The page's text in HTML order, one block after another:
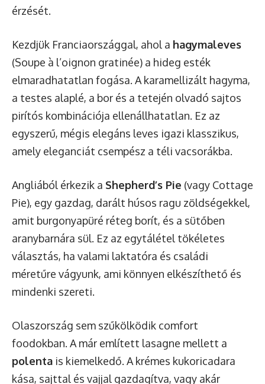
érzését.
Kezdjük Franciaországgal, ahol a hagymaleves
(Soupe à l’oignon gratinée) a hideg esték
elmaradhatatlan fogása. A karamellizált hagyma,
a testes alaplé, a bor és a tetején olvadó sajtos
pirítós kombinációja ellenállhatatlan. Ez az
egyszerű, mégis elegáns leves igazi klasszikus,
amely eleganciát csempész a téli vacsorákba.
Angliából érkezik a Shepherd’s Pie (vagy Cottage
Pie), egy gazdag, darált húsos ragu zöldségekkel,
amit burgonyapüré réteg borít, és a sütőben
aranybarnára sül. Ez az egytálétel tökéletes
választás, ha valami laktatóra és családi
méretűre vágyunk, ami könnyen elkészíthető és
mindenki szereti.
Olaszország sem szűkölködik comfort
foodokban. A már említett lasagne mellett a
polenta is kiemelkedő. A krémes kukoricadara
kása, sajttal és vajjal gazdagítva, vagy akár